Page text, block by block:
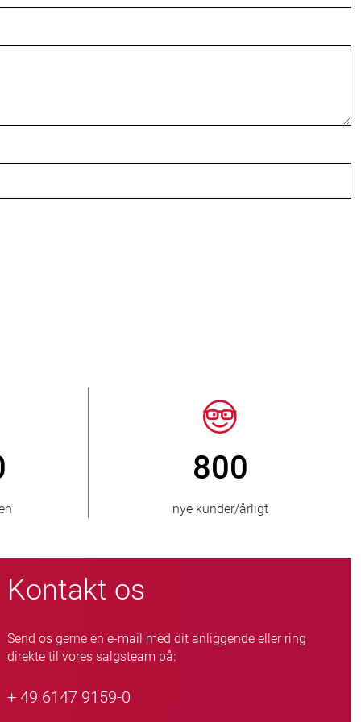
til
> 15 000
slangeventil-varianter
Kontakt os
Send os gerne en e-mail med dit anliggende eller ring
direkte til vores salgsteam på:
+ 49 6147 9159-0